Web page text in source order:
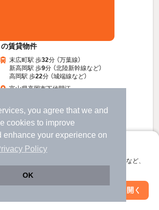
you agree that we and
cookies to improve
enhance your experience on
Policy
OK
替えて、サクサクお部屋探し
ですぐ使える。マップ検索やお気に入り保存など、
アプリを開く
賃貸物件
末広町駅 歩32分 （万葉線）
新高岡駅 歩9分 （北陸新幹線など）
高岡駅 歩22分 （城端線など）
富山県高岡市下伏間江
宅配ボックス
絞り込み条件を変更